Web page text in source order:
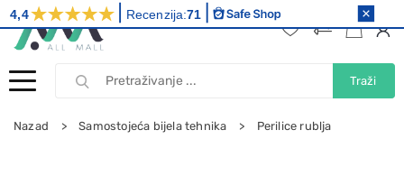
Traži
Nazad Samostojeća bijela tehnika Perilice rublja
4,4 Recenzija:71